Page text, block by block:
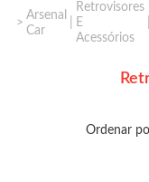
Arsenal
Car
Retrovisores
E
Acessórios
Ordenar